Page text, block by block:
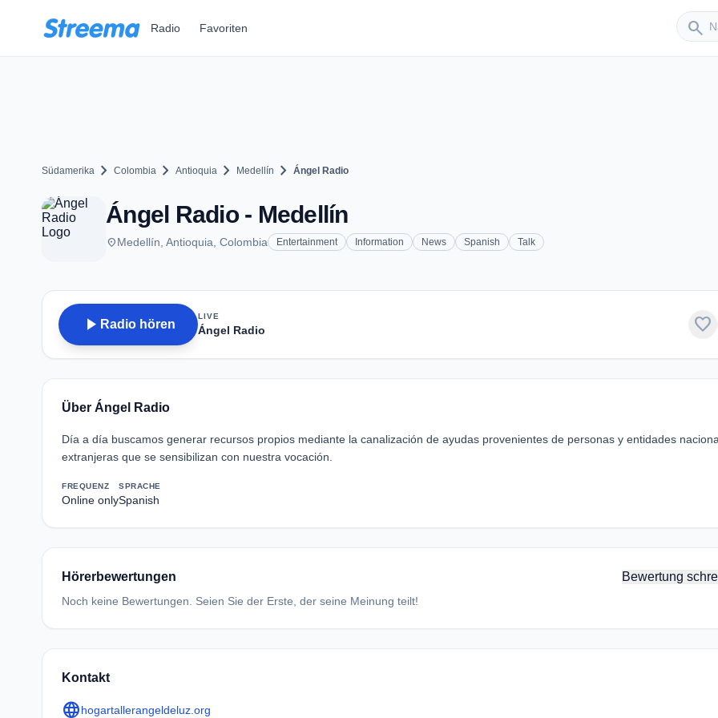
Radio Favoriten search
Sender
Südamerika chevron_right Colombia chevron_right Antioquia chevron_right Medellín chevron_right Ángel Radio
Ángel Radio - Medellín
placeMedellín, Antioquia, Colombia Entertainment Information News Spanish Talk
play_arrow Radio hören
LIVE
Ángel Radio favorite
Über Ángel Radio
Día a día buscamos generar recursos propios mediante la canalización de ayudas provenientes de personas y entidades
extranjeras que se sensibilizan con nuestra vocación.
FREQUENZ
Online only
SPRACHE
Spanish
Hörerbewertungen Bewertung
Noch keine Bewertungen. Seien Sie der Erste, der seine Meinung teilt!
Kontakt
languagehogartallerangeldeluz.org